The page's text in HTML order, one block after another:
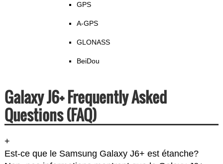
GPS
A-GPS
GLONASS
BeiDou
Galaxy J6+ Frequently Asked
Questions (FAQ)
+
Est-ce que le Samsung Galaxy J6+ est étanche?